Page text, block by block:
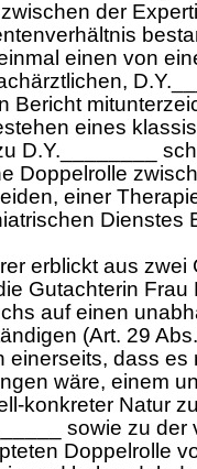
der
einen von
Bericht
eines
D.Y.________
Doppelrolle
einer
Dienstes
erblickt aus zwei
Gutachterin Frau
auf einen
(Art. 29
einerseits, dass es
wäre, einem
konkreter Natur
sowie zu der
Doppelrolle